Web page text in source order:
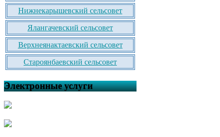
Нижнекарышевский сельсовет
Ялангачевский сельсовет
Верхнеянактаевский сельсовет
Староянбаевский сельсовет
Электронные услуги